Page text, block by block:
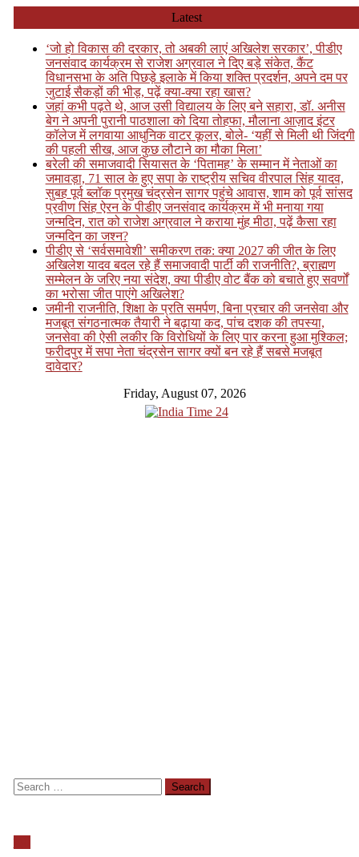
to
Latest
‘जो हो विकास की दरकार, तो अबकी लाएं अखिलेश सरकार’, पीडीए
जनसंवाद कार्यक्रम से राजेश अग्रवाल ने दिए बड़े संकेत, कैंट
विधानसभा के अति पिछड़े इलाके में किया शक्ति प्रदर्शन, अपने दम पर
जुटाई सैकड़ों की भीड़, पढ़ें क्या-क्या रहा खास?
जहां कभी पढ़ते थे, आज उसी विद्यालय के लिए बने सहारा, डॉ. अनीस
बेग ने अपनी पुरानी पाठशाला को दिया तोहफा, मौलाना आज़ाद इंटर
कॉलेज में लगवाया आधुनिक वाटर कूलर, बोले- ‘यहीं से मिली थी जिंदगी
की पहली सीख, आज कुछ लौटाने का मौका मिला’
बरेली की समाजवादी सियासत के ‘पितामह’ के सम्मान में नेताओं का
जमावड़ा, 71 साल के हुए सपा के राष्ट्रीय सचिव वीरपाल सिंह यादव,
सुबह पूर्व ब्लॉक प्रमुख चंद्रसेन सागर पहुंचे आवास, शाम को पूर्व सांसद
प्रवीण सिंह ऐरन के पीडीए जनसंवाद कार्यक्रम में भी मनाया गया
जन्मदिन, रात को राजेश अग्रवाल ने कराया मुंह मीठा, पढ़ें कैसा रहा
जन्मदिन का जश्न?
पीडीए से ‘सर्वसमावेशी’ समीकरण तक: क्या 2027 की जीत के लिए
अखिलेश यादव बदल रहे हैं समाजवादी पार्टी की राजनीति?, ब्राह्मण
सम्मेलन के जरिए नया संदेश, क्या पीडीए वोट बैंक को बचाते हुए सवर्णों
का भरोसा जीत पाएंगे अखिलेश?
जमीनी राजनीति, शिक्षा के प्रति समर्पण, बिना प्रचार की जनसेवा और
मजबूत संगठनात्मक तैयारी ने बढ़ाया कद, पांच दशक की तपस्या,
जनसेवा की ऐसी लकीर कि विरोधियों के लिए पार करना हुआ मुश्किल;
फरीदपुर में सपा नेता चंद्रसेन सागर क्यों बन रहे हैं सबसे मजबूत
दावेदार?
Friday, August 07, 2026
Search
for:
यूपी